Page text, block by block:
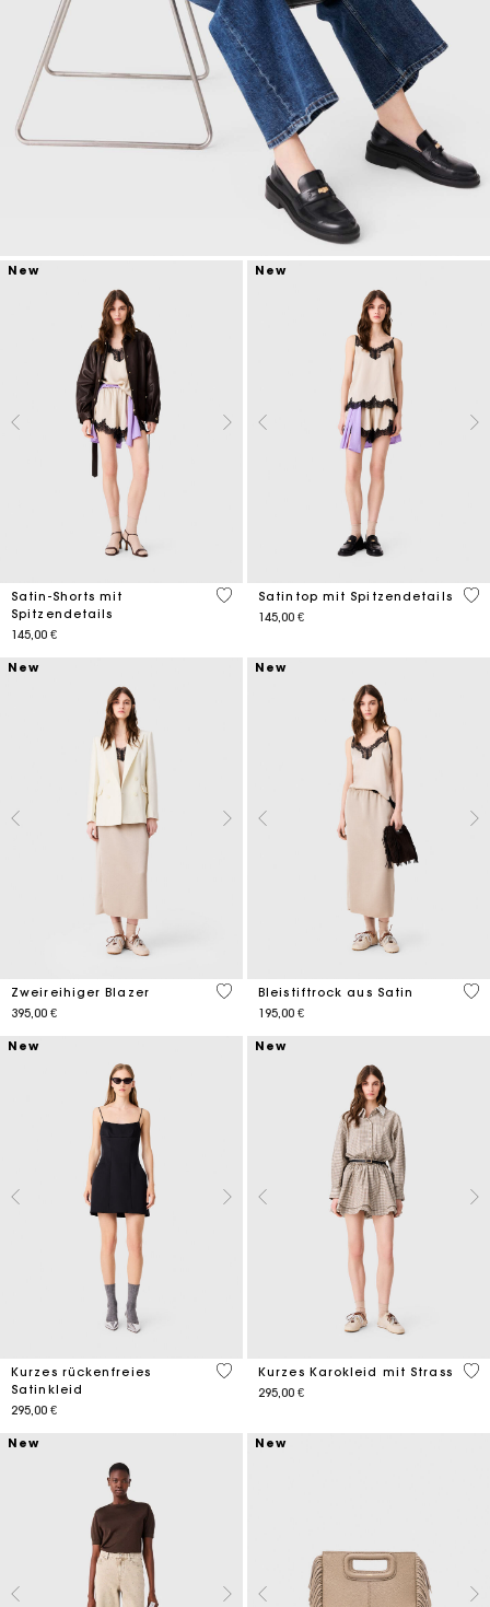
New
Satin-Shorts mit
Spitzendetails
145,00 €
4,5 out of 5 Customer Rating
New
Satintop mit Spitzendetails
145,00 €
4
New
Zweireihiger Blazer
395,00 €
5 out of 5 Customer Rating
New
Bleistiftrock aus Satin
195,00 €
3,4
New
Kurzes rückenfreies
Satinkleid
295,00 €
3,5 out of 5 Customer Rating
New
Kurzes Karokleid mit Strass
295,00 €
4
New New